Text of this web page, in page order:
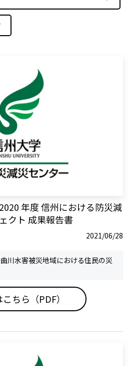
年度 信州における防災減
クト 成果報告書
2021/06/28
川水害被災地域における住民の災
ちら（PDF）